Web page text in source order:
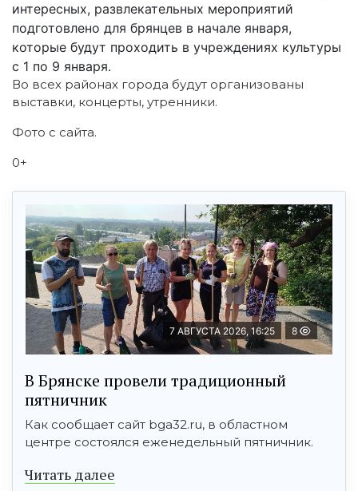
интересных, развлекательных мероприятий
подготовлено для брянцев в начале января,
которые будут проходить в учреждениях культуры
с 1 по 9 января.
Во всех районах города будут организованы
выставки, концерты, утренники.
Фото с сайта.
0+
7 АВГУСТА 2026, 16:25 8
В Брянске провели традиционный
пятничник
Как сообщает сайт bga32.ru, в областном
центре состоялся еженедельный пятничник.
Читать далее